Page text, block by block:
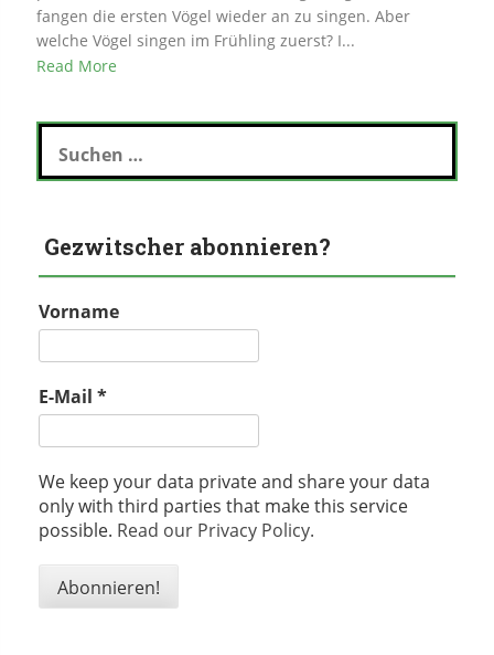
fangen die ersten Vögel wieder an zu singen. Aber
welche Vögel singen im Frühling zuerst? I...
Read More
Suchen
nach:
Gezwitscher abonnieren?
Vorname
E-Mail *
We keep your data private and share your data
only with third parties that make this service
possible. Read our Privacy Policy.